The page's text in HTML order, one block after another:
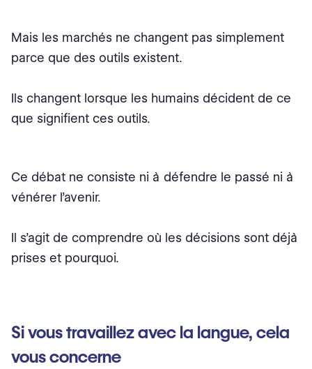
Mais les marchés ne changent pas simplement
parce que des outils existent.
Ils changent lorsque les humains décident de ce
que signifient ces outils.
Ce débat ne consiste ni à défendre le passé ni à
vénérer l’avenir.
Il s’agit de comprendre où les décisions sont déjà
prises et pourquoi.
Si vous travaillez avec la langue, cela
vous concerne